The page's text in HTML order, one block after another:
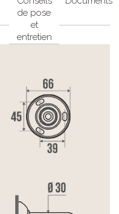
de pose
et
entretien